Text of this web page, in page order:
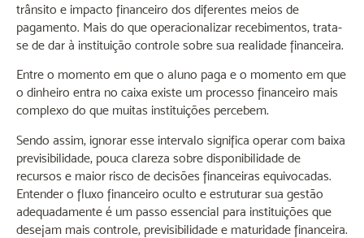
trânsito e impacto financeiro dos diferentes meios de
pagamento. Mais do que operacionalizar recebimentos, trata-
se de dar à instituição controle sobre sua realidade financeira.
Entre o momento em que o aluno paga e o momento em que
o dinheiro entra no caixa existe um processo financeiro mais
complexo do que muitas instituições percebem.
Sendo assim, ignorar esse intervalo significa operar com baixa
previsibilidade, pouca clareza sobre disponibilidade de
recursos e maior risco de decisões financeiras equivocadas.
Entender o fluxo financeiro oculto e estruturar sua gestão
adequadamente é um passo essencial para instituições que
desejam mais controle, previsibilidade e maturidade financeira.